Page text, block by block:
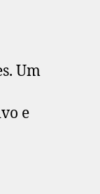
Um
e